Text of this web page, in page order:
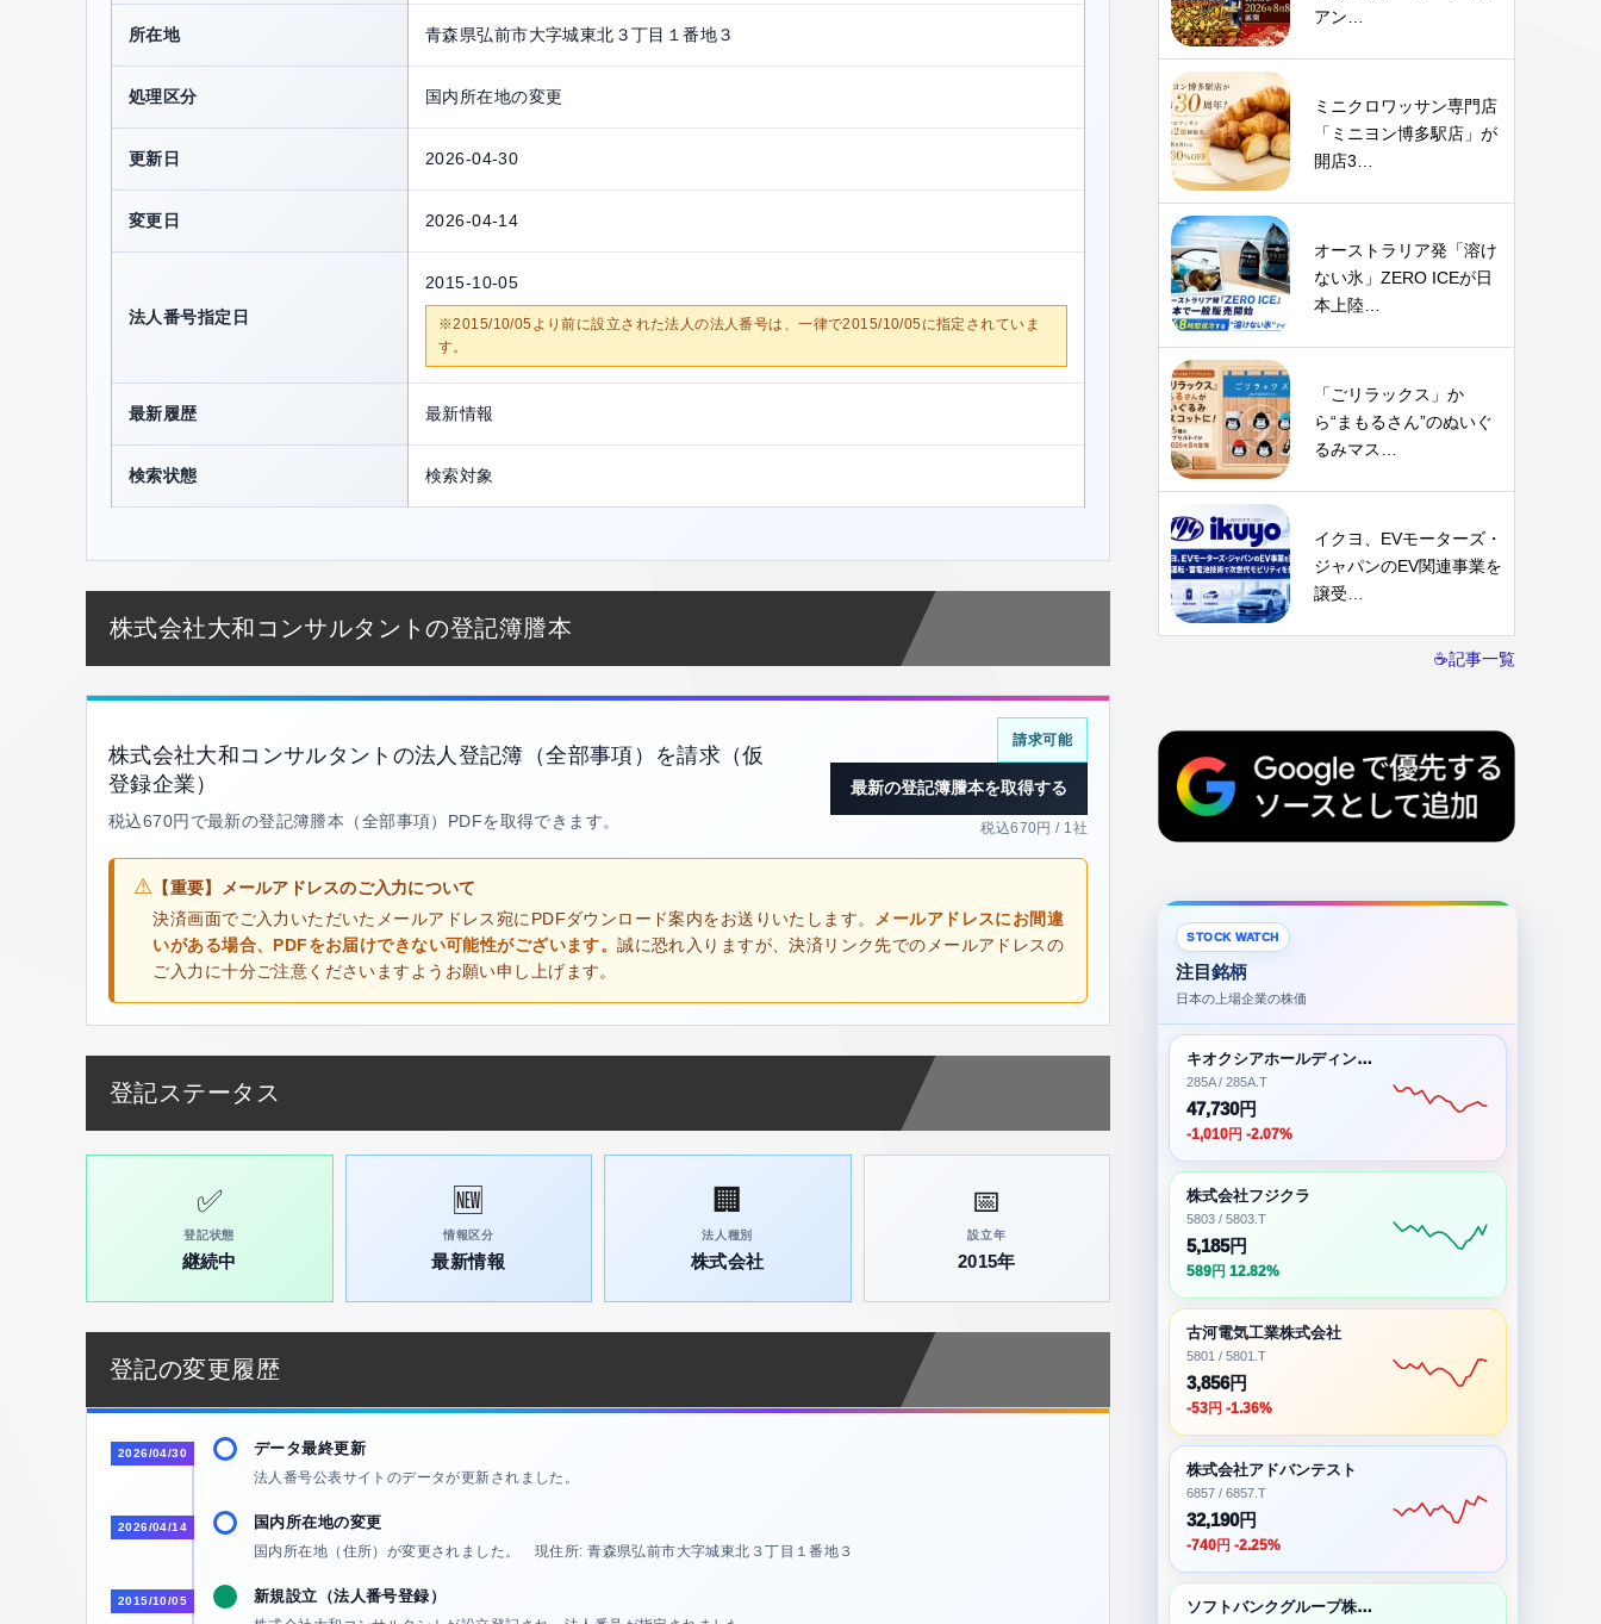
所在地 青森県弘前市大字城東北３丁目１番地３
処理区分 国内所在地の変更
更新日 2026-04-30
変更日 2026-04-14
法人番号指定日
2015-10-05
※2015/10/05より前に設立された法人の法人番号は、一律で2015/10/05に指定されていま
す。
最新履歴 最新情報
検索状態 検索対象
株式会社大和コンサルタントの登記簿謄本
株式会社大和コンサルタントの法人登記簿（全部事項）を請求（仮
登録企業）
税込670円で最新の登記簿謄本（全部事項）PDFを取得できます。
請求可能
最新の登記簿謄本を取得する
税込670円 / 1社
⚠ 【重要】メールアドレスのご入力について
決済画面でご入力いただいたメールアドレス宛にPDFダウンロード案内をお送りいたします。 メールアドレスにお間違
いがある場合、PDFをお届けできない可能性がございます。誠に恐れ入りますが、決済リンク先でのメールアドレスの
ご入力に十分ご注意くださいますようお願い申し上げます。
登記ステータス
✅
登記状態
継続中
🆕
情報区分
最新情報
🏢
法人種別
株式会社
📅
設立年
2015年
登記の変更履歴
2026/04/30 データ最終更新
法人番号公表サイトのデータが更新されました。
2026/04/14 国内所在地の変更
国内所在地（住所）が変更されました。 現住所: 青森県弘前市大字城東北３丁目１番地３
2015/10/05 新規設立（法人番号登録）
アン…
ミニクロワッサン専門店
「ミニヨン博多駅店」が
開店3…
オーストラリア発「溶け
ない氷」ZERO ICEが日
本上陸…
「ごリラックス」か
ら“まもるさん”のぬいぐ
るみマス…
イクヨ、EVモーターズ・
ジャパンのEV関連事業を
譲受…
☕記事一覧
STOCK WATCH
注目銘柄
日本の上場企業の株価
キオクシアホールディングス株式会社
285A / 285A.T
47,730円
-1,010円 -2.07%
株式会社フジクラ
5803 / 5803.T
5,185円
589円 12.82%
古河電気工業株式会社
5801 / 5801.T
3,856円
-53円 -1.36%
株式会社アドバンテスト
6857 / 6857.T
32,190円
-740円 -2.25%
ソフトバンクグループ株式会社